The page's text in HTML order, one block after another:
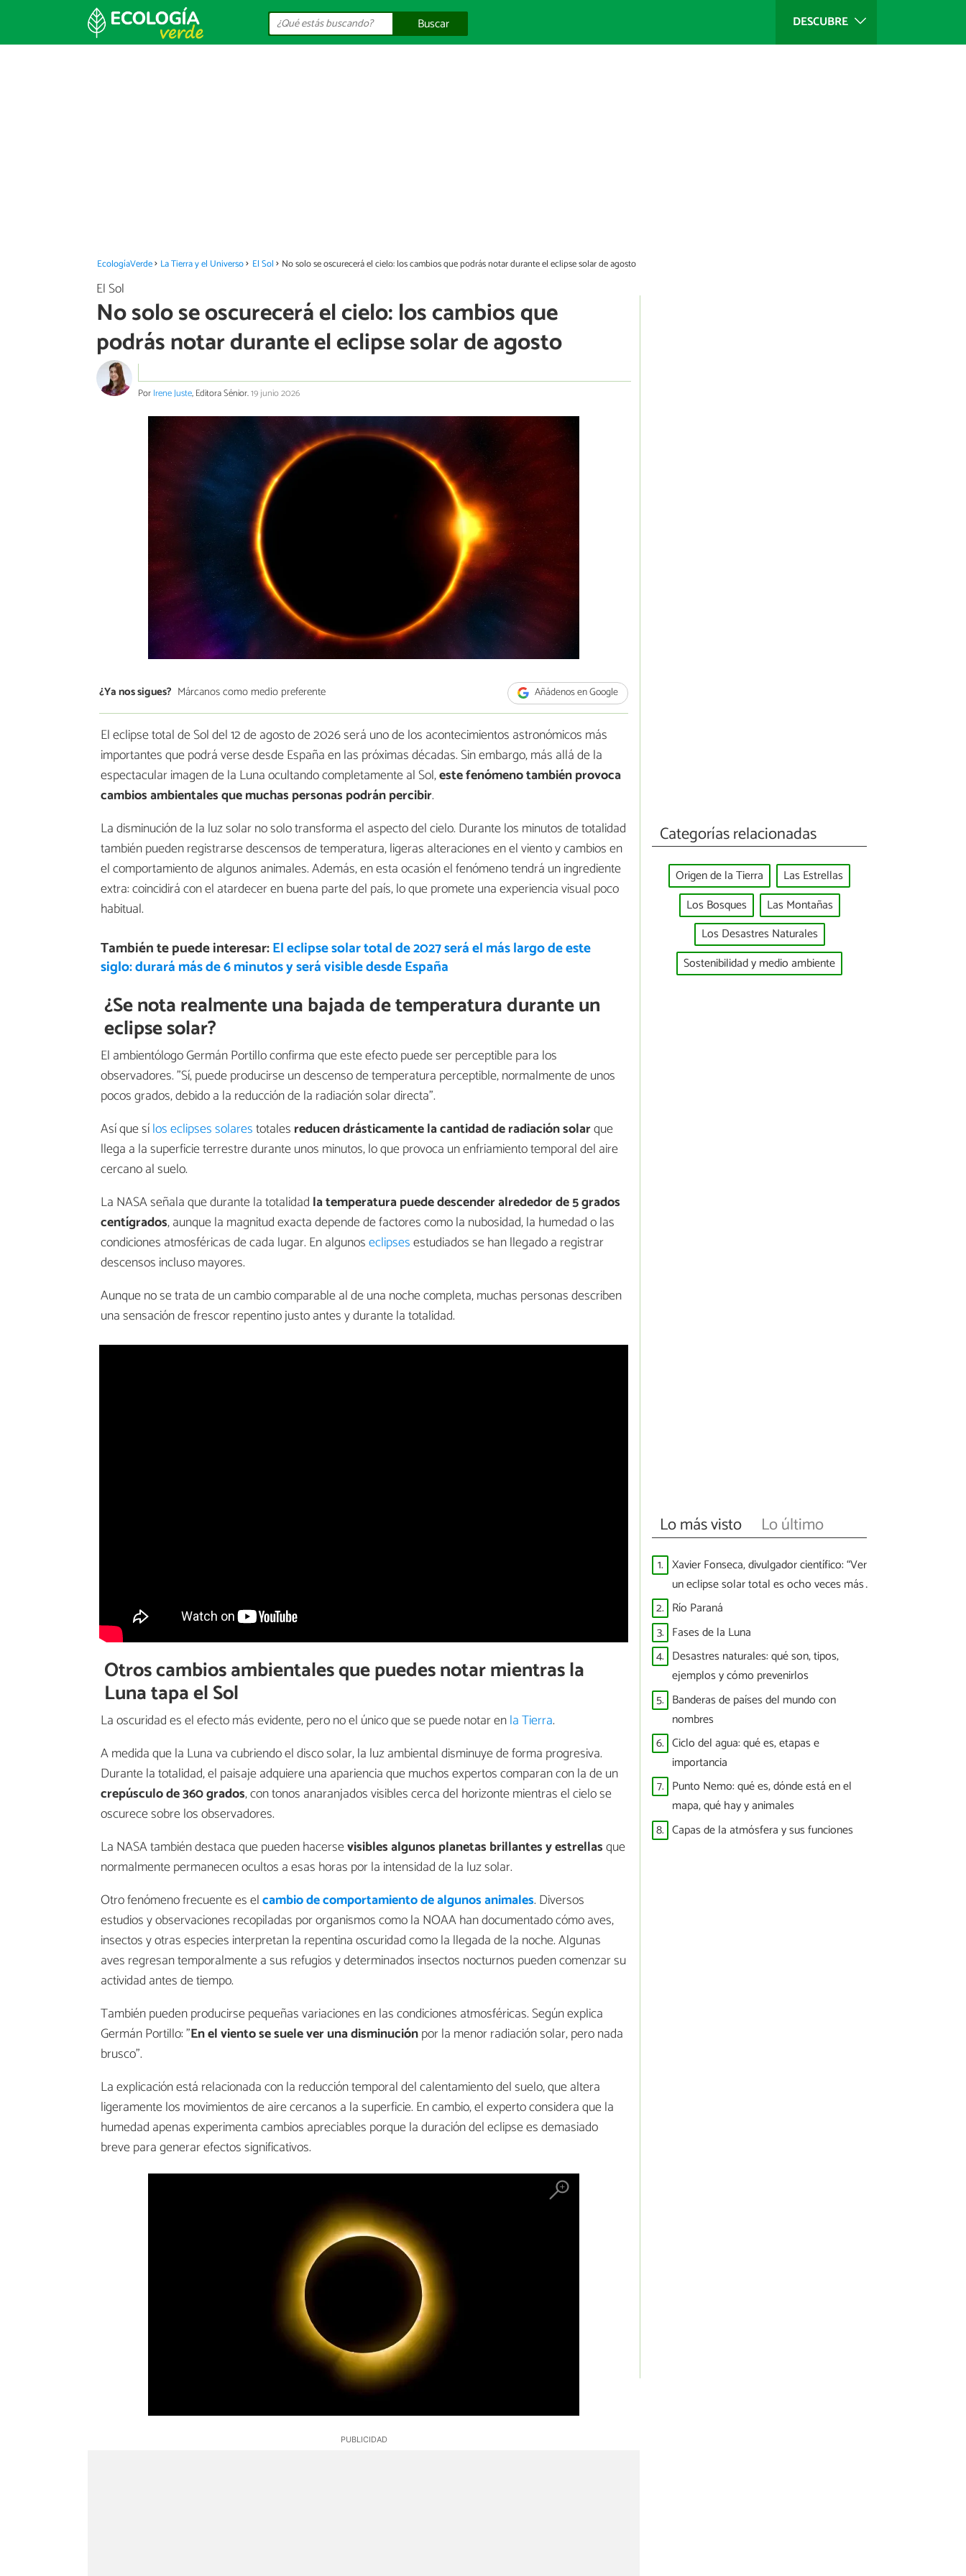
DESCUBRE
Buscar
EcologíaVerde La Tierra y el Universo El Sol No solo se oscurecerá el cielo: los cambios que podrás notar durante el eclipse solar de agosto
El Sol
No solo se oscurecerá el cielo: los cambios que
podrás notar durante el eclipse solar de agosto
PorIrene Juste, Editora Sénior.19 junio 2026
¿Ya nos sigues? Márcanos como medio preferente Añádenos en Google
El eclipse total de Sol del 12 de agosto de 2026 será uno de los acontecimientos astronómicos más
importantes que podrá verse desde España en las próximas décadas. Sin embargo, más allá de la
espectacular imagen de la Luna ocultando completamente al Sol,este fenómeno también provoca
cambios ambientales que muchas personas podrán percibir.
La disminución de la luz solar no solo transforma el aspecto del cielo. Durante los minutos de totalidad
también pueden registrarse descensos de temperatura, ligeras alteraciones en el viento y cambios en
el comportamiento de algunos animales. Además, en esta ocasión el fenómeno tendrá un ingrediente
extra: coincidirá con el atardecer en buena parte del país, lo que promete una experiencia visual poco
habitual.
También te puede interesar:El eclipse solar total de 2027 será el más largo de este
siglo: durará más de 6 minutos y será visible desde España
¿Se nota realmente una bajada de temperatura durante un
eclipse solar?
El ambientólogo Germán Portillo confirma que este efecto puede ser perceptible para los
observadores. "Sí, puede producirse un descenso de temperatura perceptible, normalmente de unos
pocos grados, debido a la reducción de la radiación solar directa".
Así que sílos eclipses solarestotales reducen drásticamente la cantidad de radiación solarque
llega a la superficie terrestre durante unos minutos, lo que provoca un enfriamiento temporal del aire
cercano al suelo.
La NASA señala que durante la totalidad la temperatura puede descender alrededor de 5 grados
centígrados, aunque la magnitud exacta depende de factores como la nubosidad, la humedad o las
condiciones atmosféricas de cada lugar. En algunoseclipsesestudiados se han llegado a registrar
descensos incluso mayores.
Aunque no se trata de un cambio comparable al de una noche completa, muchas personas describen
una sensación de frescor repentino justo antes y durante la totalidad.
Otros cambios ambientales que puedes notar mientras la
Luna tapa el Sol
La oscuridad es el efecto más evidente, pero no el único que se puede notar enla Tierra.
A medida que la Luna va cubriendo el disco solar, la luz ambiental disminuye de forma progresiva.
Durante la totalidad, el paisaje adquiere una apariencia que muchos expertos comparan con la de un
crepúsculo de 360 grados, con tonos anaranjados visibles cerca del horizonte mientras el cielo se
oscurece sobre los observadores.
La NASA también destaca que pueden hacersevisibles algunos planetas brillantes y estrellasque
normalmente permanecen ocultos a esas horas por la intensidad de la luz solar.
Otro fenómeno frecuente es elcambio de comportamiento de algunos animales. Diversos
estudios y observaciones recopiladas por organismos como la NOAA han documentado cómo aves,
insectos y otras especies interpretan la repentina oscuridad como la llegada de la noche. Algunas
aves regresan temporalmente a sus refugios y determinados insectos nocturnos pueden comenzar su
actividad antes de tiempo.
También pueden producirse pequeñas variaciones en las condiciones atmosféricas. Según explica
Germán Portillo: "En el viento se suele ver una disminuciónpor la menor radiación solar, pero nada
brusco".
La explicación está relacionada con la reducción temporal del calentamiento del suelo, que altera
ligeramente los movimientos de aire cercanos a la superficie. En cambio, el experto considera que la
humedad apenas experimenta cambios apreciables porque la duración del eclipse es demasiado
breve para generar efectos significativos.
Categorías relacionadas
Origen de la Tierra
Las Estrellas
Los Bosques
Las Montañas
Los Desastres Naturales
Sostenibilidad y medio ambiente
Lo más visto Lo último
1. Xavier Fonseca, divulgador científico: “Ver
un eclipse solar total es ocho veces más
difícil que ver a España ganar un Mundial”
2. Río Paraná
3. Fases de la Luna
4. Desastres naturales: qué son, tipos,
ejemplos y cómo prevenirlos
5. Banderas de países del mundo con
nombres
6. Ciclo del agua: qué es, etapas e
importancia
7. Punto Nemo: qué es, dónde está en el
mapa, qué hay y animales
8. Capas de la atmósfera y sus funciones